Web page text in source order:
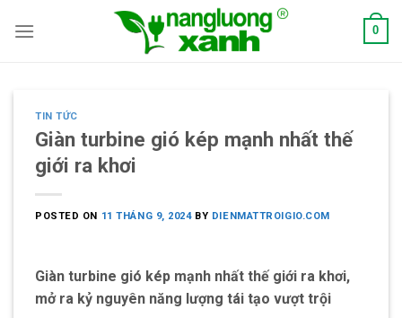
0
TIN TỨC
Giàn turbine gió kép mạnh nhất thế
giới ra khơi
POSTED ON 11 THÁNG 9, 2024BY DIENMATTROIGIO.COM
Giàn turbine gió kép mạnh nhất thế giới ra khơi,
mở ra kỷ nguyên năng lượng tái tạo vượt trội